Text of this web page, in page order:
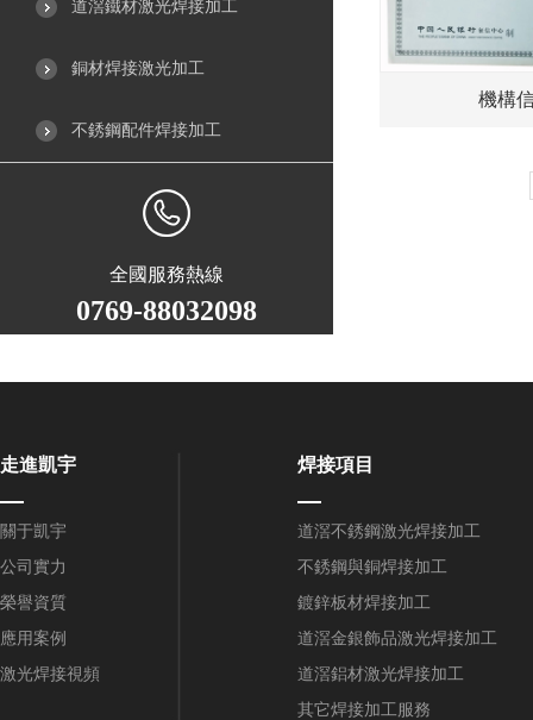
道滘鐵材激光焊接加工
銅材焊接激光加工
不銹鋼配件焊接加工
全國服務熱線
0769-88032098
機構
走進凱宇
關于凱宇
公司實力
榮譽資質
應用案例
激光焊接視頻
焊接項目
道滘不銹鋼激光焊接加工
不銹鋼與銅焊接加工
鍍鋅板材焊接加工
道滘金銀飾品激光焊接加工
道滘鋁材激光焊接加工
其它焊接加工服務